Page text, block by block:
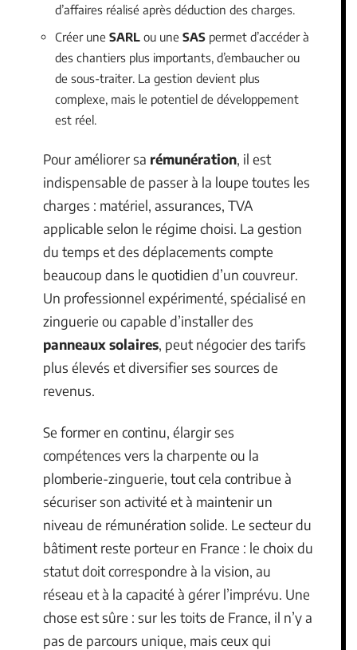
d’affaires réalisé après déduction des charges.
Créer une SARL ou une SAS permet d’accéder à
des chantiers plus importants, d’embaucher ou
de sous-traiter. La gestion devient plus
complexe, mais le potentiel de développement
est réel.
Pour améliorer sa rémunération, il est
indispensable de passer à la loupe toutes les
charges : matériel, assurances, TVA
applicable selon le régime choisi. La gestion
du temps et des déplacements compte
beaucoup dans le quotidien d’un couvreur.
Un professionnel expérimenté, spécialisé en
zinguerie ou capable d’installer des
panneaux solaires, peut négocier des tarifs
plus élevés et diversifier ses sources de
revenus.
Se former en continu, élargir ses
compétences vers la charpente ou la
plomberie-zinguerie, tout cela contribue à
sécuriser son activité et à maintenir un
niveau de rémunération solide. Le secteur du
bâtiment reste porteur en France : le choix du
statut doit correspondre à la vision, au
réseau et à la capacité à gérer l’imprévu. Une
chose est sûre : sur les toits de France, il n’y a
pas de parcours unique, mais ceux qui